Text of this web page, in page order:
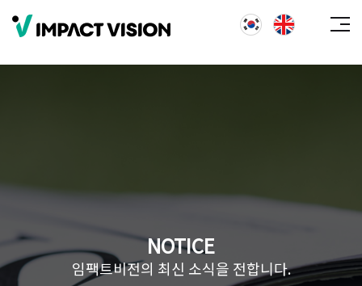
NOTICE
임팩트비전의 최신 소식을 전합니다.